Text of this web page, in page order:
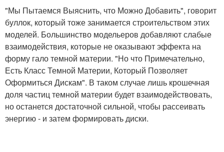
"Мы Пытаемся Выяснить, что Можно Добавить", говорит
буллок, который тоже занимается строительством этих
моделей. Большинство модельеров добавляют слабые
взаимодействия, которые не оказывают эффекта на
форму гало темной материи. "Но что Примечательно,
Есть Класс Темной Материи, Который Позволяет
Оформиться Дискам". В таком случае лишь крошечная
доля частиц темной материи будет взаимодействовать,
но останется достаточной сильной, чтобы рассеивать
энергию - и затем формировать диски.